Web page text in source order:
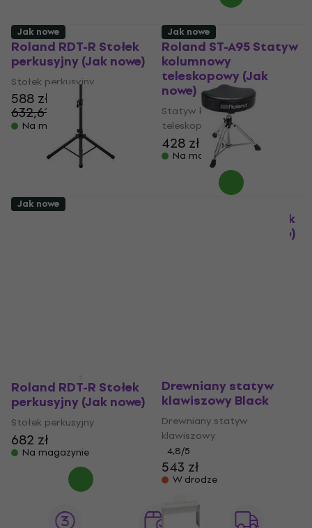
Roland RDT-R Stołek
perkusyjny (Jak nowe)
Stołek perkusyjny
588 zł
632,61 zł
Na magazynie
Roland ST-A95 Statyw
kolumnowy
teleskopowy (Jak
nowe)
Statyw kolumnowy
teleskopowy
428 zł 454 zł
Na magazynie
Jak nowe Jak nowe
Roland RDT-SV Stołek
perkusyjny (Jak nowe)
Jak nowe
Roland RDT-R Stołek
perkusyjny (Jak nowe)
Stołek perkusyjny
682 zł
Na magazynie
Drewniany statyw
klawiszowy Black
Drewniany statyw
klawiszowy
4,8/5
543 zł
W drodze